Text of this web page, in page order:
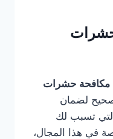
حشرات
لضمان
تسبب لك
في هذا المجال،